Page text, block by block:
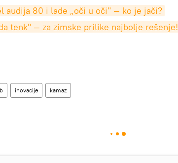
audija 80 i lade „oči u oči" — ko je jači?
tenk" — za zimske prilike najbolje rešenje!
inovacije kamaz